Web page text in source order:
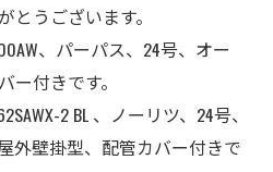
とうございます。
、パーパス、 24号、 オー
ー付きです。
2 BL 、ノーリツ、24号、
外壁掛型、配管カバー付きで